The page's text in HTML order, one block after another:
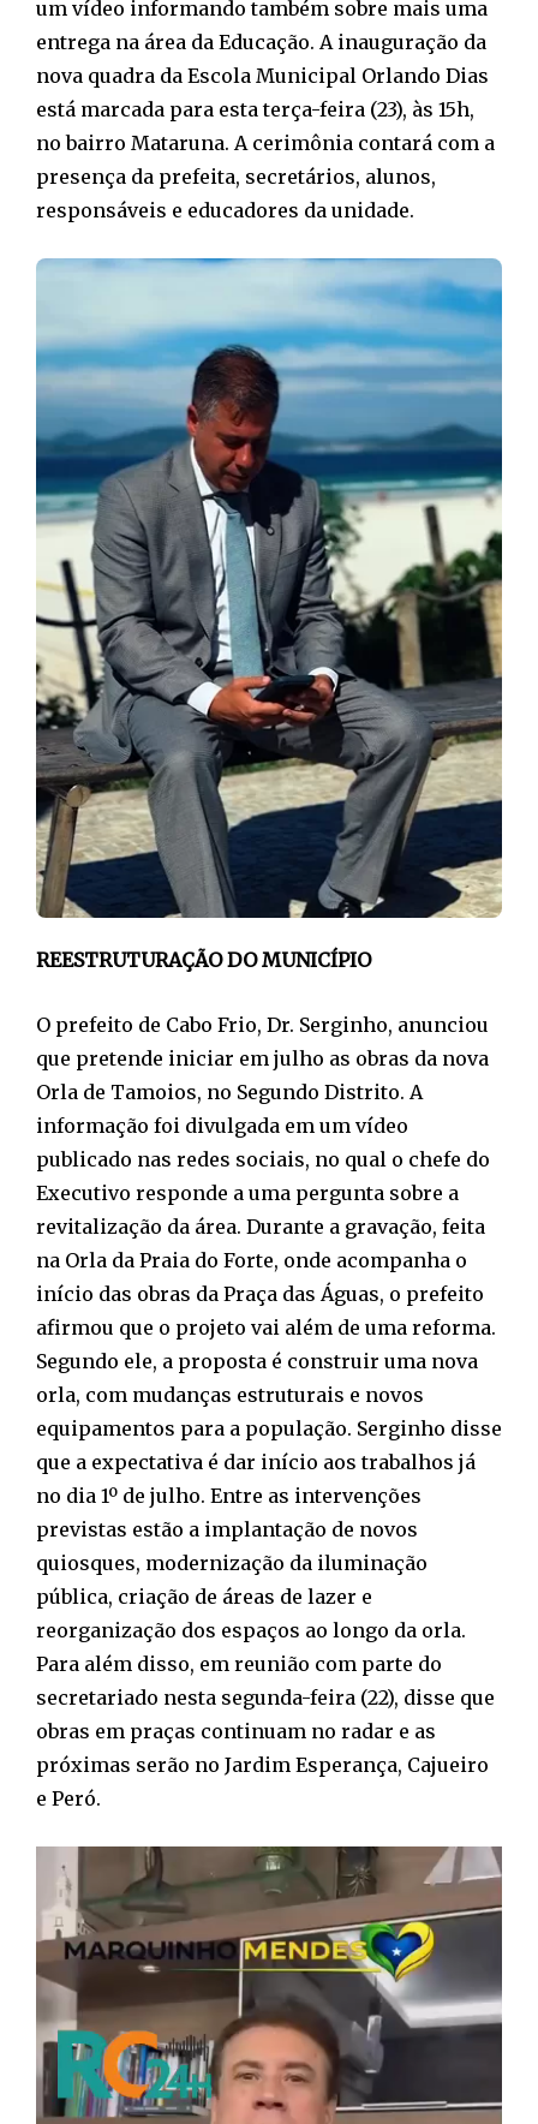
um vídeo informando também sobre mais uma
entrega na área da Educação. A inauguração da
nova quadra da Escola Municipal Orlando Dias
está marcada para esta terça-feira (23), às 15h,
no bairro Mataruna. A cerimônia contará com a
presença da prefeita, secretários, alunos,
responsáveis e educadores da unidade.
REESTRUTURAÇÃO DO MUNICÍPIO
O prefeito de Cabo Frio, Dr. Serginho, anunciou
que pretende iniciar em julho as obras da nova
Orla de Tamoios, no Segundo Distrito. A
informação foi divulgada em um vídeo
publicado nas redes sociais, no qual o chefe do
Executivo responde a uma pergunta sobre a
revitalização da área. Durante a gravação, feita
na Orla da Praia do Forte, onde acompanha o
início das obras da Praça das Águas, o prefeito
afirmou que o projeto vai além de uma reforma.
Segundo ele, a proposta é construir uma nova
orla, com mudanças estruturais e novos
equipamentos para a população. Serginho disse
que a expectativa é dar início aos trabalhos já
no dia 1º de julho. Entre as intervenções
previstas estão a implantação de novos
quiosques, modernização da iluminação
pública, criação de áreas de lazer e
reorganização dos espaços ao longo da orla.
Para além disso, em reunião com parte do
secretariado nesta segunda-feira (22), disse que
obras em praças continuam no radar e as
próximas serão no Jardim Esperança, Cajueiro
e Peró.